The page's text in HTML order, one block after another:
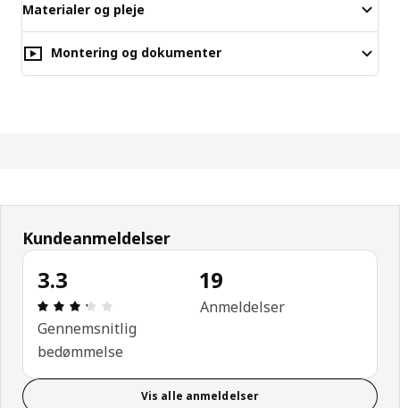
Materialer og pleje
Montering og dokumenter
Kundeanmeldelser
3.3
Anmeldelse: 3.3 Ud af 5 Stjerner. Anmeldelser i
Gennemsnitlig
bedømmelse
19
Anmeldelser
Vis alle anmeldelser